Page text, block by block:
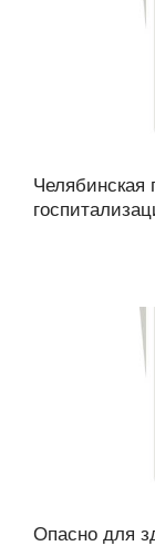
Челябинская
Опасно для